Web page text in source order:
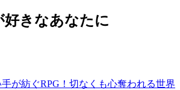
好きなあなたに
が紡ぐRPG！切なくも心奪われる世界